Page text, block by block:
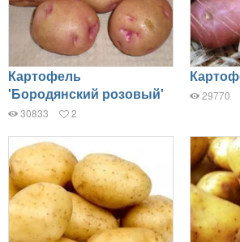
Картофель
'Бородянский розовый'
30833 2
29770